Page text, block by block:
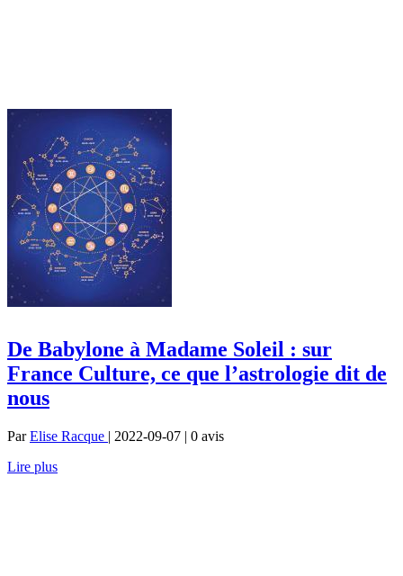
De Babylone à Madame Soleil : sur
France Culture, ce que l’astrologie dit de
nous
ParElise Racque | 2022-09-07 | 0 avis
Lire plus